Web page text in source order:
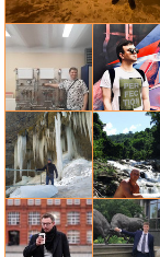
Артем, 48
Евгений,